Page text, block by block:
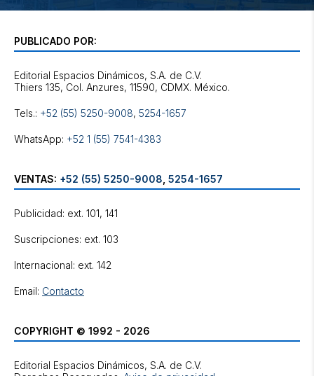
PUBLICADO POR:
Editorial Espacios Dinámicos, S.A. de C.V.
Tels.: +52 (55) 5250-9008, 5254-1657
WhatsApp: +52 1 (55) 7541-4383
VENTAS: +52 (55) 5250-9008 5254-1657
Publicidad: ext. 101, 141
Suscripciones: ext. 103
Internacional: ext. 142
Email: Contacto
COPYRIGHT © 1992 - 2026
Editorial Espacios Dinámicos, S.A. de C.V.